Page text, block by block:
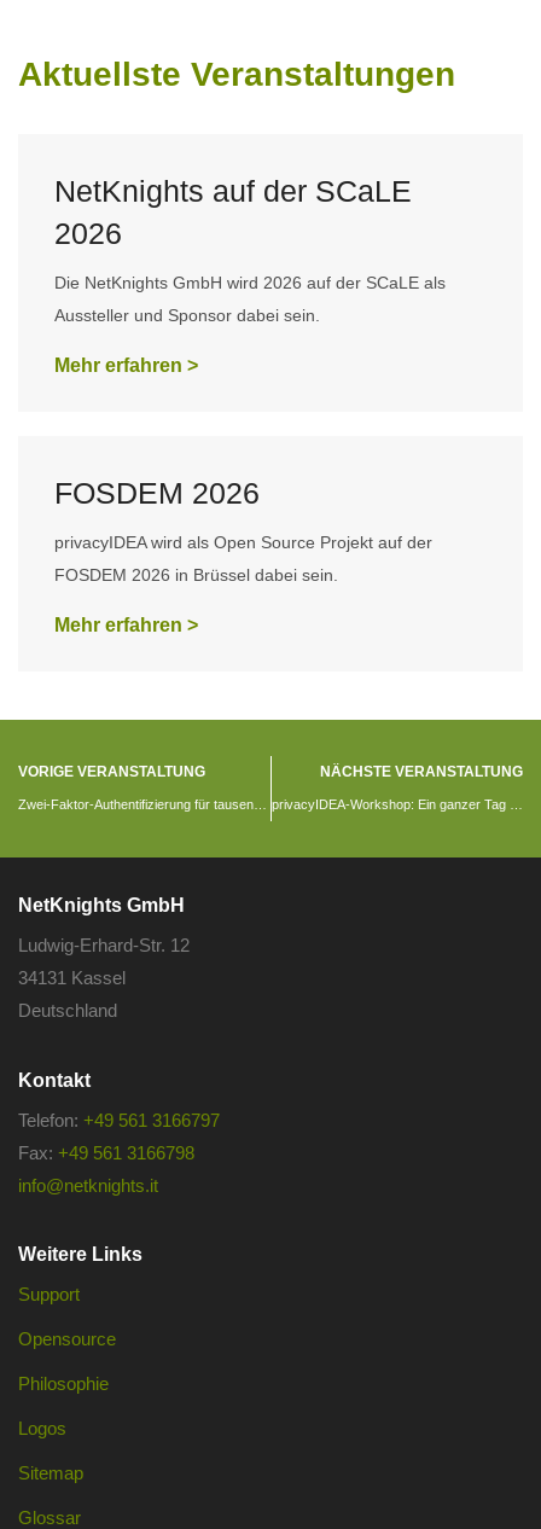
Aktuellste Veranstaltungen
NetKnights auf der SCaLE
2026
Die NetKnights GmbH wird 2026 auf der SCaLE als
Aussteller und Sponsor dabei sein.
Mehr erfahren >
FOSDEM 2026
privacyIDEA wird als Open Source Projekt auf der
FOSDEM 2026 in Brüssel dabei sein.
Mehr erfahren >
VORIGE VERANSTALTUNG NÄCHSTE VERANSTALTUNG
NetKnights GmbH
Ludwig-Erhard-Str. 12
34131 Kassel
Deutschland
Kontakt
Telefon: +49 561 3166797
Fax: +49 561 3166798
info@netknights.it
Weitere Links
Support
Opensource
Philosophie
Logos
Sitemap
Glossar